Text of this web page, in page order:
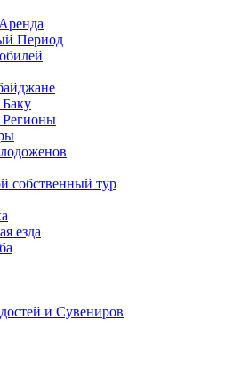
Период
собственный тур
езда
и Сувениров